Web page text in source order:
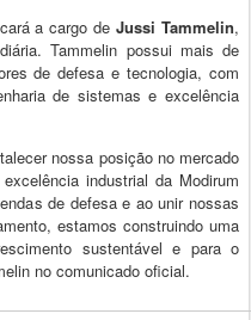
a cargo deJussi Tammelin,
Tammelin possui mais de
de defesa e tecnologia, com
de sistemas e excelência
nossa posição no mercado
industrial da Modirum
de defesa e ao unir nossas
estamos construindo uma
sustentável e para o
no comunicado oficial.